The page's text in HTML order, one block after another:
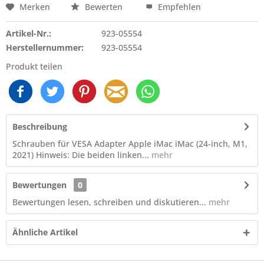
Merken Bewerten Empfehlen
Artikel-Nr.:
923-05554
Herstellernummer:
923-05554
Produkt teilen
Beschreibung
Schrauben für VESA Adapter Apple iMac iMac (24-inch, M1,
2021) Hinweis: Die beiden linken... mehr
Bewertungen
0
Bewertungen lesen, schreiben und diskutieren... mehr
Ähnliche Artikel